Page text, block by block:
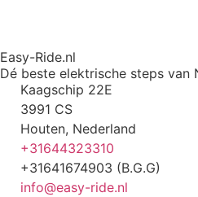
Easy-Ride.nl
Dé beste elektrische steps van
Kaagschip 22E
3991 CS
Houten, Nederland
+31644323310
+31641674903 (B.G.G)
info@easy-ride.nl